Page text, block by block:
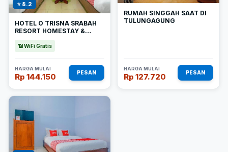
⭐ 8.2
HOTEL O TRISNA SRABAH
RESORT HOMESTAY &
📶 WiFi Gratis
HARGA MULAI
Rp 144.150 PESAN
RUMAH SINGGAH SAAT DI
TULUNGAGUNG
HARGA MULAI
Rp 127.720 PESAN